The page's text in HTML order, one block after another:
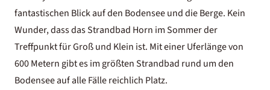
fantastischen Blick auf den Bodensee und die Berge. Kein
Wunder, dass das Strandbad Horn im Sommer der
Treffpunkt für Groß und Klein ist. Mit einer Uferlänge von
600 Metern gibt es im größten Strandbad rund um den
Bodensee auf alle Fälle reichlich Platz.